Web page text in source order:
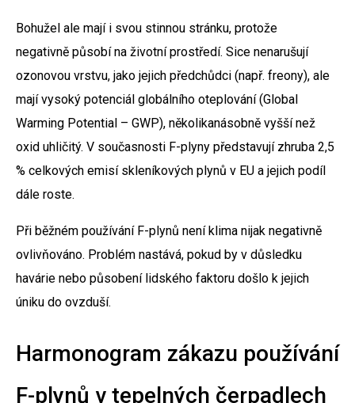
Bohužel ale mají i svou stinnou stránku, protože
negativně působí na životní prostředí. Sice nenarušují
ozonovou vrstvu, jako jejich předchůdci (např. freony), ale
mají vysoký potenciál globálního oteplování (Global
Warming Potential – GWP), několikanásobně vyšší než
oxid uhličitý. V současnosti F-plyny představují zhruba 2,5
% celkových emisí skleníkových plynů v EU a jejich podíl
dále roste.
Při běžném používání F-plynů není klima nijak negativně
ovlivňováno. Problém nastává, pokud by v důsledku
havárie nebo působení lidského faktoru došlo k jejich
úniku do ovzduší.
Harmonogram zákazu používání
F-plynů v tepelných čerpadlech